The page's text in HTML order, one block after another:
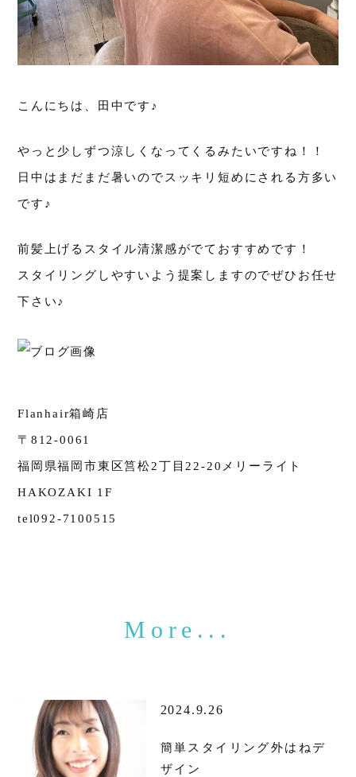
こんにちは、田中です♪
やっと少しずつ涼しくなってくるみたいですね！！
日中はまだまだ暑いのでスッキリ短めにされる方多い
です♪
前髪上げるスタイル清潔感がでておすすめです！
スタイリングしやすいよう提案しますのでぜひお任せ
下さい♪
Flanhair箱崎店
〒812-0061
福岡県福岡市東区筥松2丁目22-20メリーライト
HAKOZAKI 1F
tel092-7100515
2024.9.26
簡単スタイリング外はねデ
ザイン